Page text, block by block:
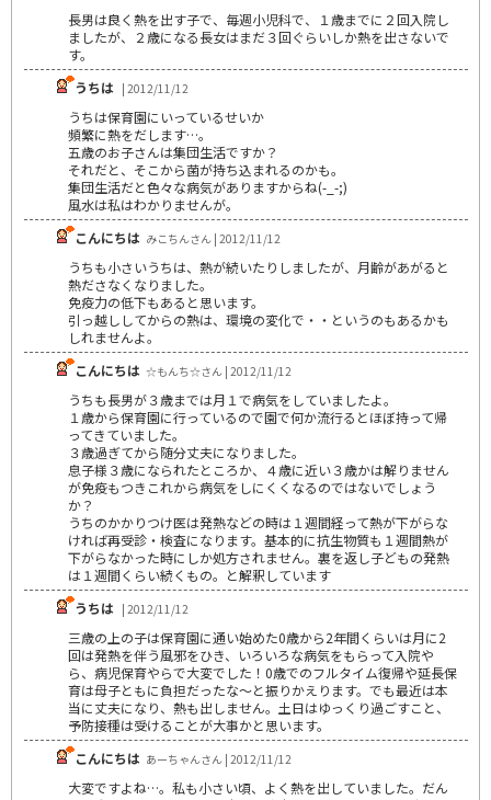
長男は良く熱を出す子で、毎週小児科で、１歳までに２回入院し
ましたが、２歳になる長女はまだ３回ぐらいしか熱を出さないで
す。
うちは | 2012/11/12
うちは保育園にいっているせいか
頻繁に熱をだします…。
五歳のお子さんは集団生活ですか？
それだと、そこから菌が持ち込まれるのかも。
集団生活だと色々な病気がありますからね(-_-;)
風水は私はわかりませんが。
こんにちは みこちんさん | 2012/11/12
うちも小さいうちは、熱が続いたりしましたが、月齢があがると
熱ださなくなりました。
免疫力の低下もあると思います。
引っ越ししてからの熱は、環境の変化で・・というのもあるかも
しれませんよ。
こんにちは ☆もんち☆さん | 2012/11/12
うちも長男が３歳までは月１で病気をしていましたよ。
１歳から保育園に行っているので園で何か流行るとほぼ持って帰
ってきていました。
３歳過ぎてから随分丈夫になりました。
息子様３歳になられたところか、４歳に近い３歳かは解りません
が免疫もつきこれから病気をしにくくなるのではないでしょう
か？
うちのかかりつけ医は発熱などの時は１週間経って熱が下がらな
ければ再受診・検査になります。基本的に抗生物質も１週間熱が
下がらなかった時にしか処方されません。裏を返し子どもの発熱
は１週間くらい続くもの。と解釈しています
うちは | 2012/11/12
三歳の上の子は保育園に通い始めた0歳から2年間くらいは月に2
回は発熱を伴う風邪をひき、いろいろな病気をもらって入院や
ら、病児保育やらで大変でした！0歳でのフルタイム復帰や延長保
育は母子ともに負担だったな～と振りかえります。でも最近は本
当に丈夫になり、熱も出しません。土日はゆっくり過ごすこと、
予防接種は受けることが大事かと思います。
こんにちは あーちゃんさん | 2012/11/12
大変ですよね…。私も小さい頃、よく熱を出していました。だん